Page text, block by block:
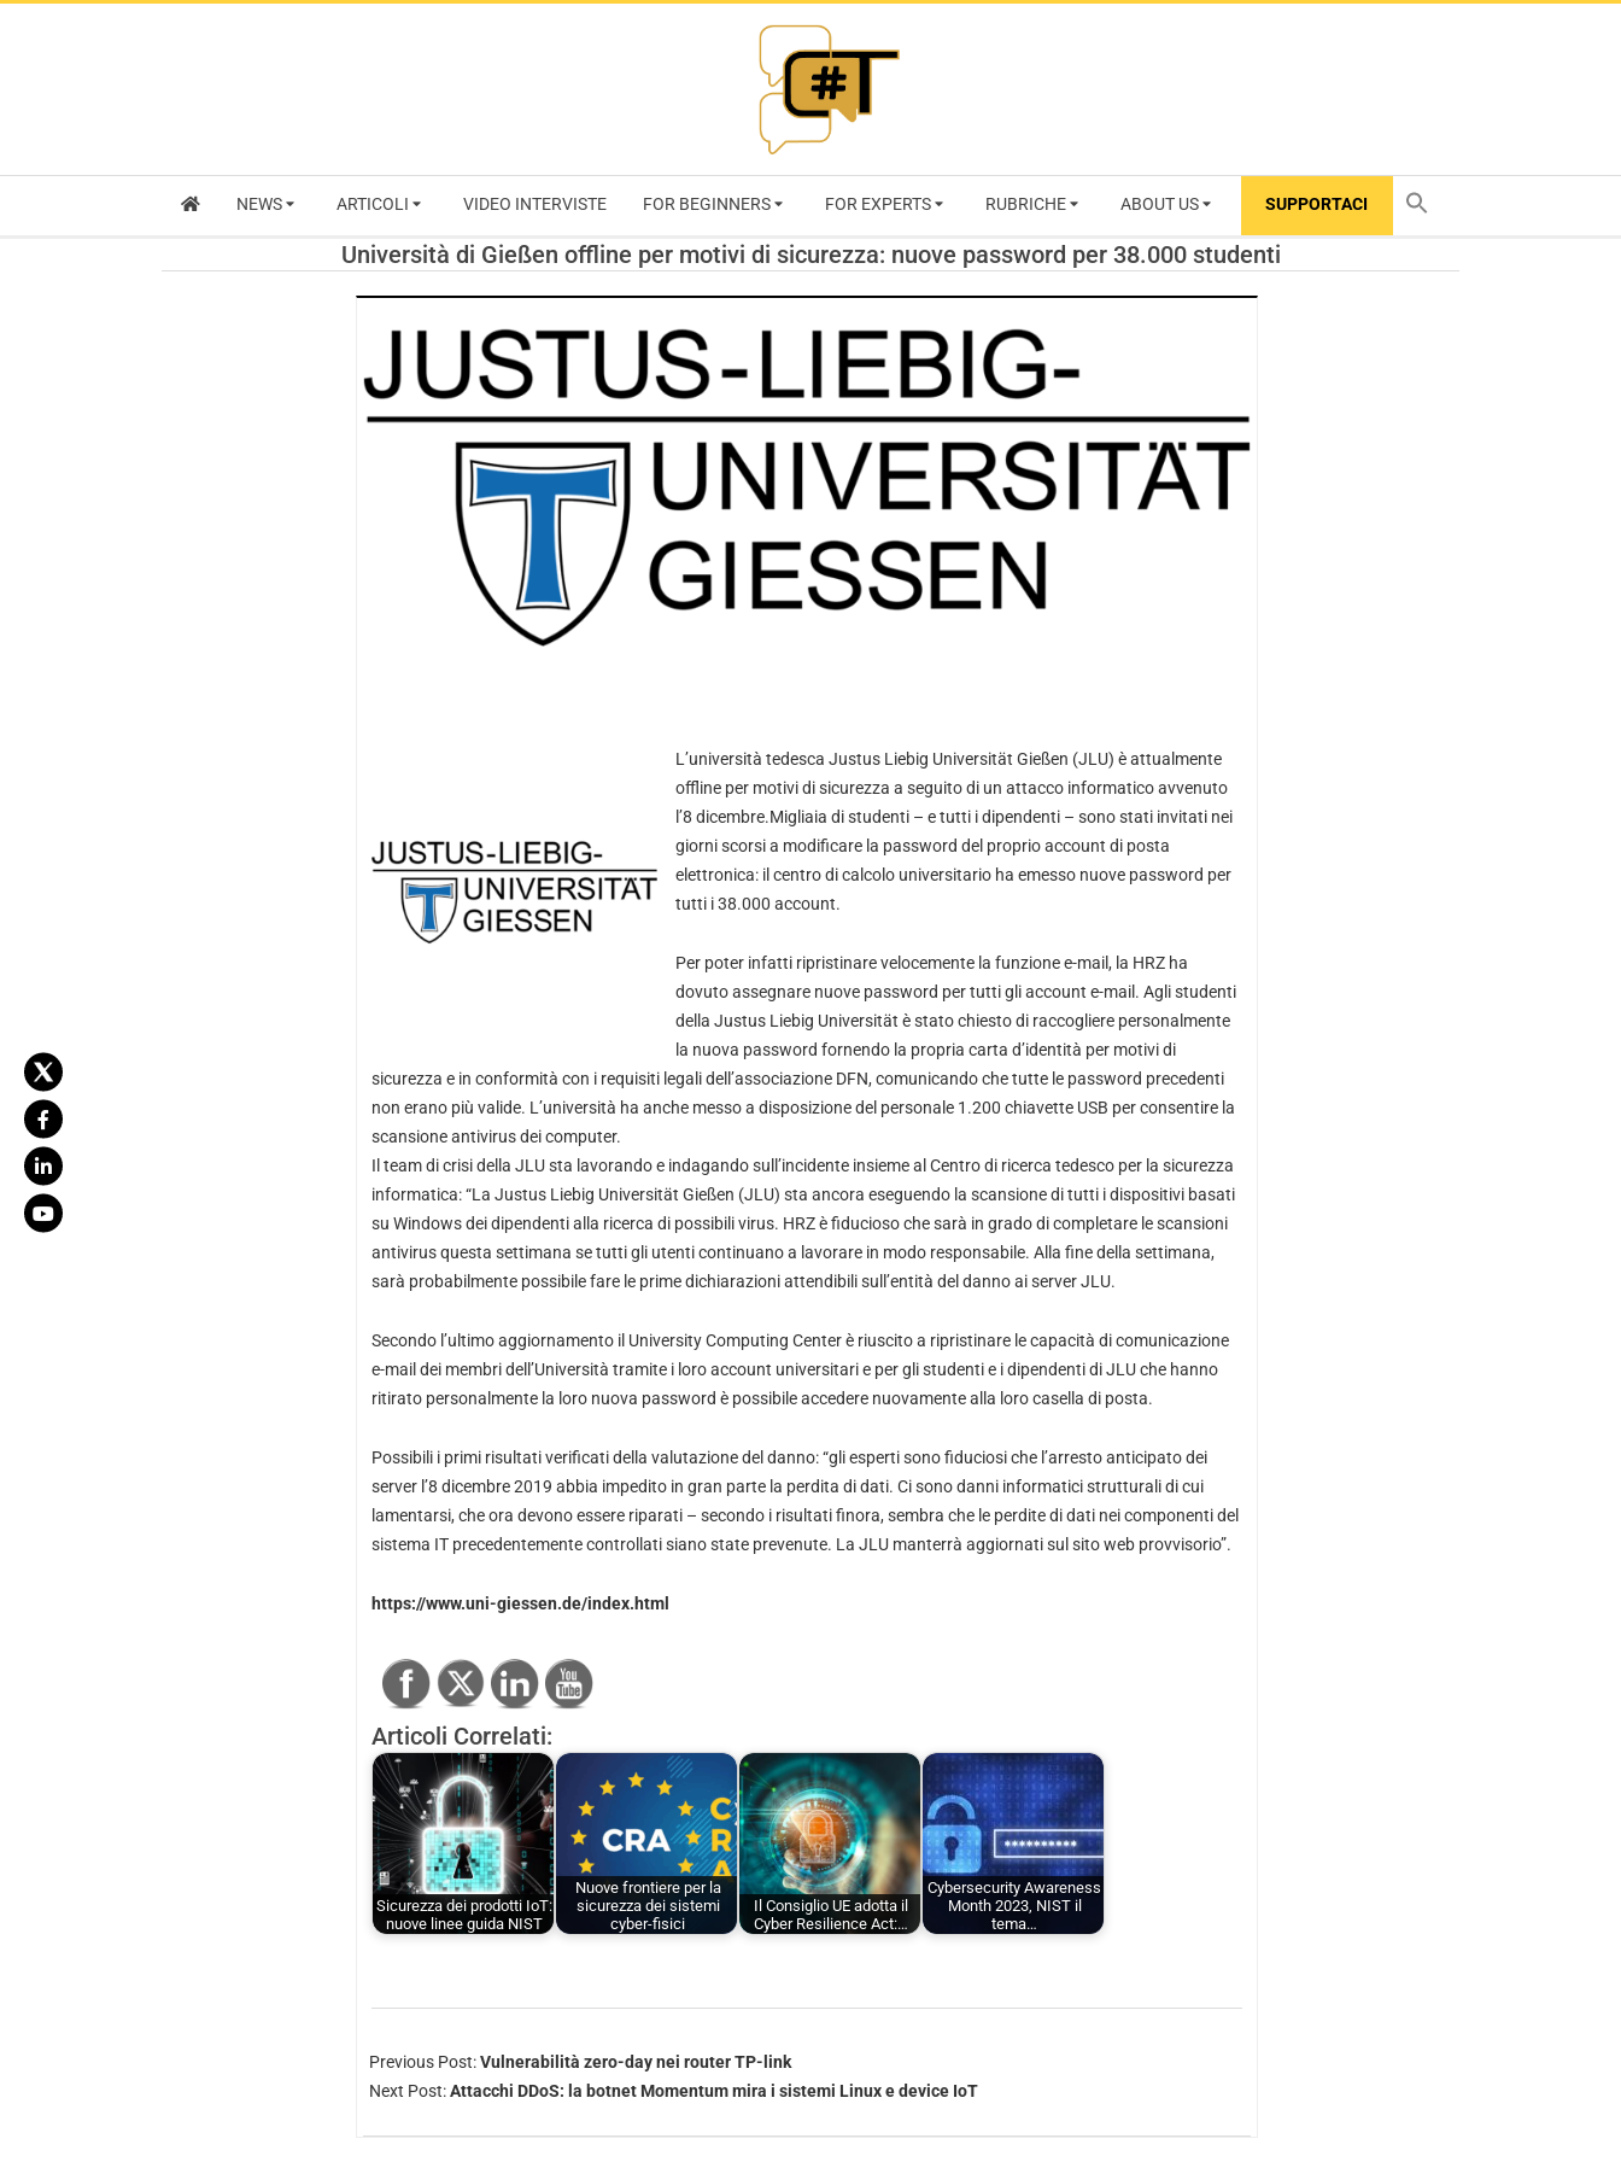
RIVISTA
CYBERSECURITY
TRENDS
NEWS ARTICOLI VIDEO INTERVISTE FOR BEGINNERS FOR EXPERTS RUBRICHE ABOUT US SUPPORTACI
Università di Gießen offline per motivi di sicurezza: nuove password per 38.000 studenti
L’università tedesca Justus Liebig Universität Gießen (JLU) è attualmente
offline per motivi di sicurezza a seguito di un attacco informatico avvenuto
l’8 dicembre.Migliaia di studenti – e tutti i dipendenti – sono stati invitati nei
giorni scorsi a modificare la password del proprio account di posta
elettronica: il centro di calcolo universitario ha emesso nuove password per
tutti i 38.000 account.
Per poter infatti ripristinare velocemente la funzione e-mail, la HRZ ha
dovuto assegnare nuove password per tutti gli account e-mail. Agli studenti
della Justus Liebig Universität è stato chiesto di raccogliere personalmente
la nuova password fornendo la propria carta d’identità per motivi di
sicurezza e in conformità con i requisiti legali dell’associazione DFN, comunicando che tutte le password precedenti
non erano più valide. L’università ha anche messo a disposizione del personale 1.200 chiavette USB per consentire la
scansione antivirus dei computer.
Il team di crisi della JLU sta lavorando e indagando sull’incidente insieme al Centro di ricerca tedesco per la sicurezza
informatica: “La Justus Liebig Universität Gießen (JLU) sta ancora eseguendo la scansione di tutti i dispositivi basati
su Windows dei dipendenti alla ricerca di possibili virus. HRZ è fiducioso che sarà in grado di completare le scansioni
antivirus questa settimana se tutti gli utenti continuano a lavorare in modo responsabile. Alla fine della settimana,
sarà probabilmente possibile fare le prime dichiarazioni attendibili sull’entità del danno ai server JLU.
Secondo l’ultimo aggiornamento il University Computing Center è riuscito a ripristinare le capacità di comunicazione
e-mail dei membri dell’Università tramite i loro account universitari e per gli studenti e i dipendenti di JLU che hanno
ritirato personalmente la loro nuova password è possibile accedere nuovamente alla loro casella di posta.
Possibili i primi risultati verificati della valutazione del danno: “gli esperti sono fiduciosi che l’arresto anticipato dei
server l’8 dicembre 2019 abbia impedito in gran parte la perdita di dati. Ci sono danni informatici strutturali di cui
lamentarsi, che ora devono essere riparati – secondo i risultati finora, sembra che le perdite di dati nei componenti del
sistema IT precedentemente controllati siano state prevenute. La JLU manterrà aggiornati sul sito web provvisorio”.
https://www.uni-giessen.de/index.html
Articoli Correlati:
Sicurezza dei prodotti IoT:
nuove linee guida NIST
Nuove frontiere per la
sicurezza dei sistemi
cyber-fisici
Il Consiglio UE adotta il
Cyber Resilience Act:…
Cybersecurity Awareness
Month 2023, NIST il
tema…
Previous Post:Vulnerabilità zero-day nei router TP-link
Next Post:Attacchi DDoS: la botnet Momentum mira i sistemi Linux e device IoT